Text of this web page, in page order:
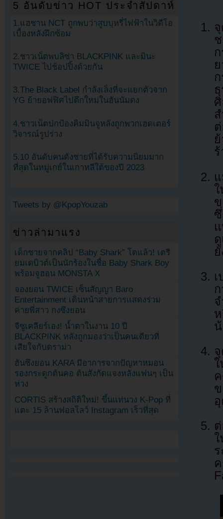
5 อันดับข่าว HOT ประจำสัปดาห์
1.แฮชาน NCT ถูกพบว่าสูบบุหรี่ไฟฟ้าในวิดีโอ
เบื้องหลังฝึกซ้อม
2.ชาวเน็ตพบลิซ่า BLACKPINK และมินะ
TWICE ไปช้อปปิ้งด้วยกัน
3.The Black Label กำลังเล็งที่จะแยกตัวจาก
YG ย้ายอฟฟิศไปตึกใหม่ในฮันนัมดง
4.ชาวเน็ตปกป้องคิมมินจูหลังถูกพวกเฮดเตอร์
วิจารณ์รูปร่าง
5.10 อันดับคนดังชายที่ได้รับความนิยมมาก
ที่สุดในหมู่เกย์ในเกาหลีใต้ของปี 2023
Tweets by @KpopYouzab
ข่าวล่ามาแรง
เด็กชายจากคลิป “Baby Shark” โตแล้ว! เตรี
ยมเดบิวต์เป็นนักร้องในชื่อ Baby Shark Boy
พร้อมจูฮอน MONSTA X
จองยอน TWICE เซ็นสัญญา Baro
Entertainment เดินหน้าสายการแสดงร่วม
ค่ายพี่สาว กงซึงยอน
จีซูเคลียร์เอง! น้ำตาในงาน 10 ปี
BLACKPINK หลังถูกมองว่าเป็นคนเดียวที่
เสียใจกับดราม่า
ฮันซึงยอน KARA มีอาการจากปัญหาหมอน
รองกระดูกต้นคอ ต้นสังกัดแจงหลังแฟนๆ เป็น
ห่วง
CORTIS สร้างสถิติใหม่! ขึ้นแท่นวง K-Pop ที่
แตะ 15 ล้านฟอลโลว์ Instagram เร็วที่สุด